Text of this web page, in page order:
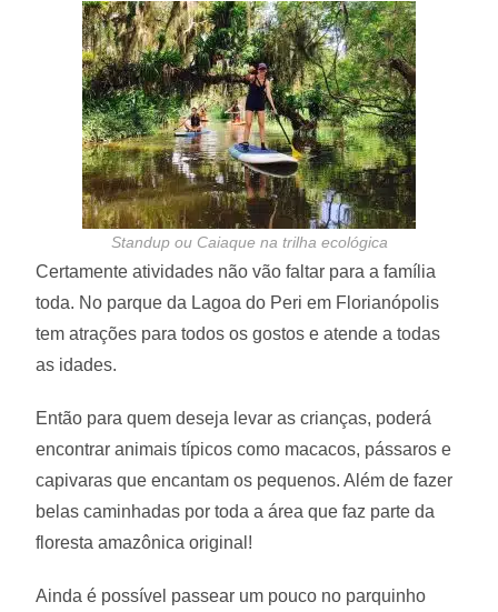
Standup ou Caiaque na trilha ecológica
Certamente atividades não vão faltar para a família
toda. No parque da Lagoa do Peri em Florianópolis
tem atrações para todos os gostos e atende a todas
as idades.
Então para quem deseja levar as crianças, poderá
encontrar animais típicos como macacos, pássaros e
capivaras que encantam os pequenos. Além de fazer
belas caminhadas por toda a área que faz parte da
floresta amazônica original!
Ainda é possível passear um pouco no parquinho